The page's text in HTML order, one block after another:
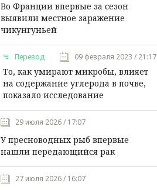
Во Франции впервые за сезон
выявили местное заражение
чикунгуньей
Перевод 09 февраля 2023 / 21:17
То, как умирают микробы, влияет
на содержание углерода в почве,
показало исследование
29 июля 2026 / 17:07
У пресноводных рыб впервые
нашли передающийся рак
27 июля 2026 / 16:07